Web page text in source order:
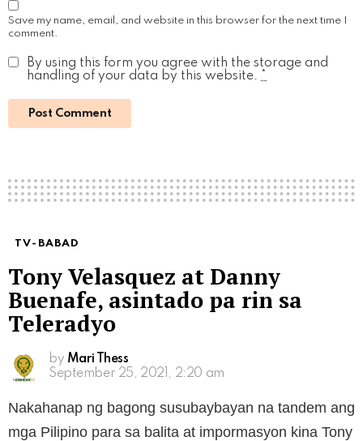
Save my name, email, and website in this browser for the next time I
comment.
By using this form you agree with the storage and
handling of your data by this website. *
TV-BABAD
Tony Velasquez at Danny
Buenafe, asintado pa rin sa
Teleradyo
by Mari Thess
September 25, 2021, 2:20 am
Nakahanap ng bagong susubaybayan na tandem ang
mga Pilipino para sa balita at impormasyon kina Tony